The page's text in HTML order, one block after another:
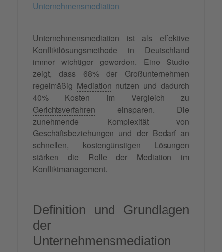
Unternehmensmediation
Unternehmensmediation ist als effektive
Konfliktlösungsmethode in Deutschland
immer wichtiger geworden. Eine Studie
zeigt, dass 68% der Großunternehmen
regelmäßig Mediation nutzen und dadurch
40% Kosten im Vergleich zu
Gerichtsverfahren einsparen. Die
zunehmende Komplexität von
Geschäftsbeziehungen und der Bedarf an
schnellen, kostengünstigen Lösungen
stärken die Rolle der Mediation im
Konfliktmanagement.
Definition und Grundlagen
der
Unternehmensmediation